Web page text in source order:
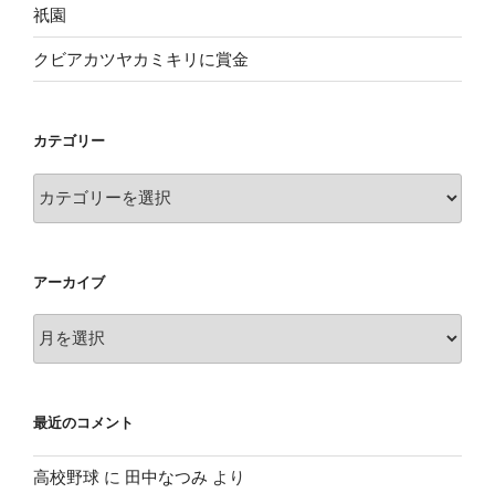
祇園
クビアカツヤカミキリに賞金
カテゴリー
テ
ー
アーカイブ
ー
ブ
最近のコメント
高校野球 に 田中なつみ より